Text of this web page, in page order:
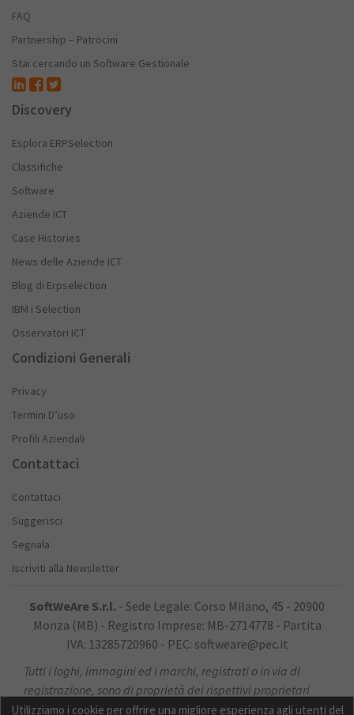
FAQ
Partnership – Patrocini
Stai cercando un Software Gestionale
Discovery
Esplora ERPSelection
Classifiche
Software
Aziende ICT
Case Histories
News delle Aziende ICT
Blog di Erpselection
IBM i Selection
Osservatori ICT
Condizioni Generali
Privacy
Termini D’uso
Profili Aziendali
Contattaci
Contattaci
Suggerisci
Segnala
Iscriviti alla Newsletter
SoftWeAre S.r.l. - Sede Legale: Corso Milano, 45 - 20900
Monza (MB) - Registro Imprese: MB-2714778 - Partita
IVA: 13285720960 - PEC: softweare@pec.it
Tutti i loghi, immagini ed i marchi, registrati o in via di
registrazione, sono di proprietà dei rispettivi proprietari
Utilizziamo i cookie per offrire una migliore esperienza agli utenti del